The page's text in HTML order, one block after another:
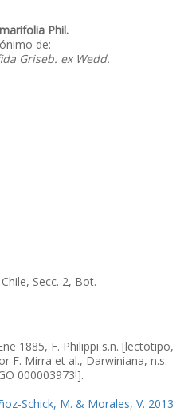
Phil.
de:
Griseb. ex Wedd.
Secc. 2, Bot.
1885, F. Philippi s.n. [lectotipo,
F. Mirra et al., Darwiniana, n.s.
000003973!].
Schick, M. & Morales, V. 2013